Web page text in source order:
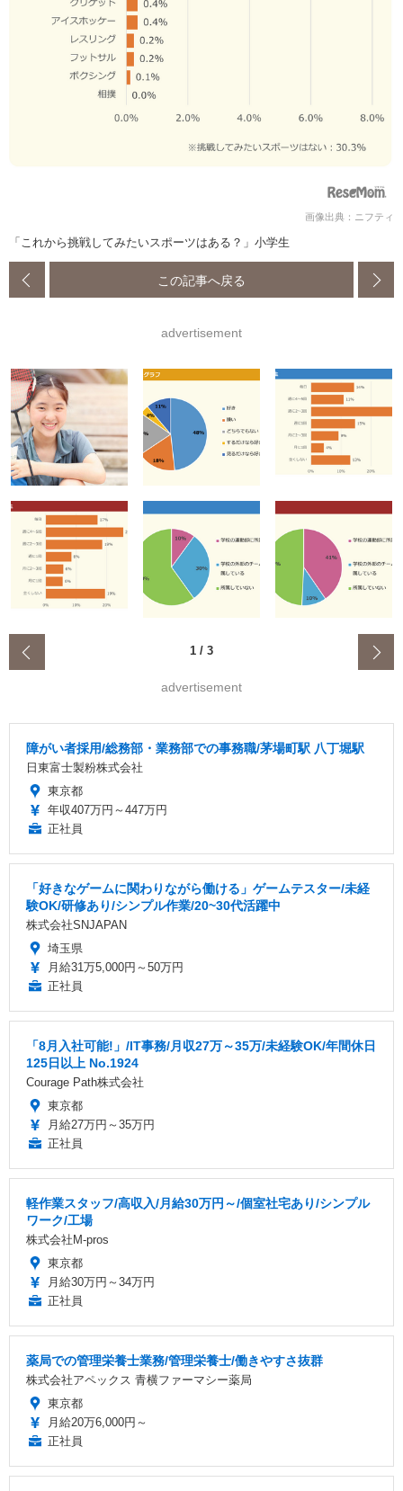
画像出典：ニフティ
「これから挑戦してみたいスポーツはある？」小学生
この記事へ戻る
advertisement
1 / 3
advertisement
障がい者採用/総務部・業務部での事務職/茅場町駅 八丁堀駅
日東富士製粉株式会社
東京都
年収407万円～447万円
正社員
「好きなゲームに関わりながら働ける」ゲームテスター/未経
験OK/研修あり/シンプル作業/20~30代活躍中
株式会社SNJAPAN
埼玉県
月給31万5,000円～50万円
正社員
「8月入社可能!」/IT事務/月収27万～35万/未経験OK/年間休日
125日以上 No.1924
Courage Path株式会社
東京都
月給27万円～35万円
正社員
軽作業スタッフ/高収入/月給30万円～/個室社宅あり/シンプル
ワーク/工場
株式会社M-pros
東京都
月給30万円～34万円
正社員
薬局での管理栄養士業務/管理栄養士/働きやすさ抜群
株式会社アペックス 青横ファーマシー薬局
東京都
月給20万6,000円～
正社員